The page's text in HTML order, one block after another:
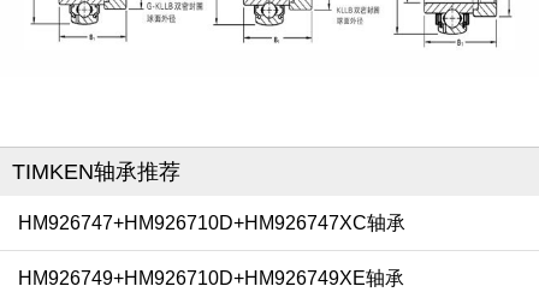
TIMKEN轴承推荐
HM926747+HM926710D+HM926747XC轴承
HM926749+HM926710D+HM926749XE轴承